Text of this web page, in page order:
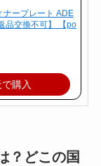
ナープレート ADE
品交換不可】 【po
購入
？どこの国